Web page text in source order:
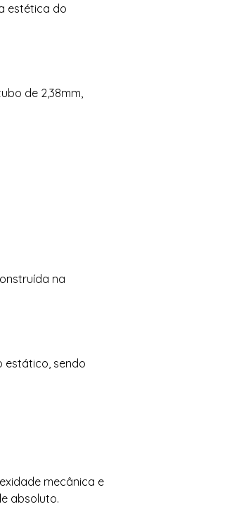
estética do
de 2,38mm,
na
estático, sendo
mecânica e
absoluto.